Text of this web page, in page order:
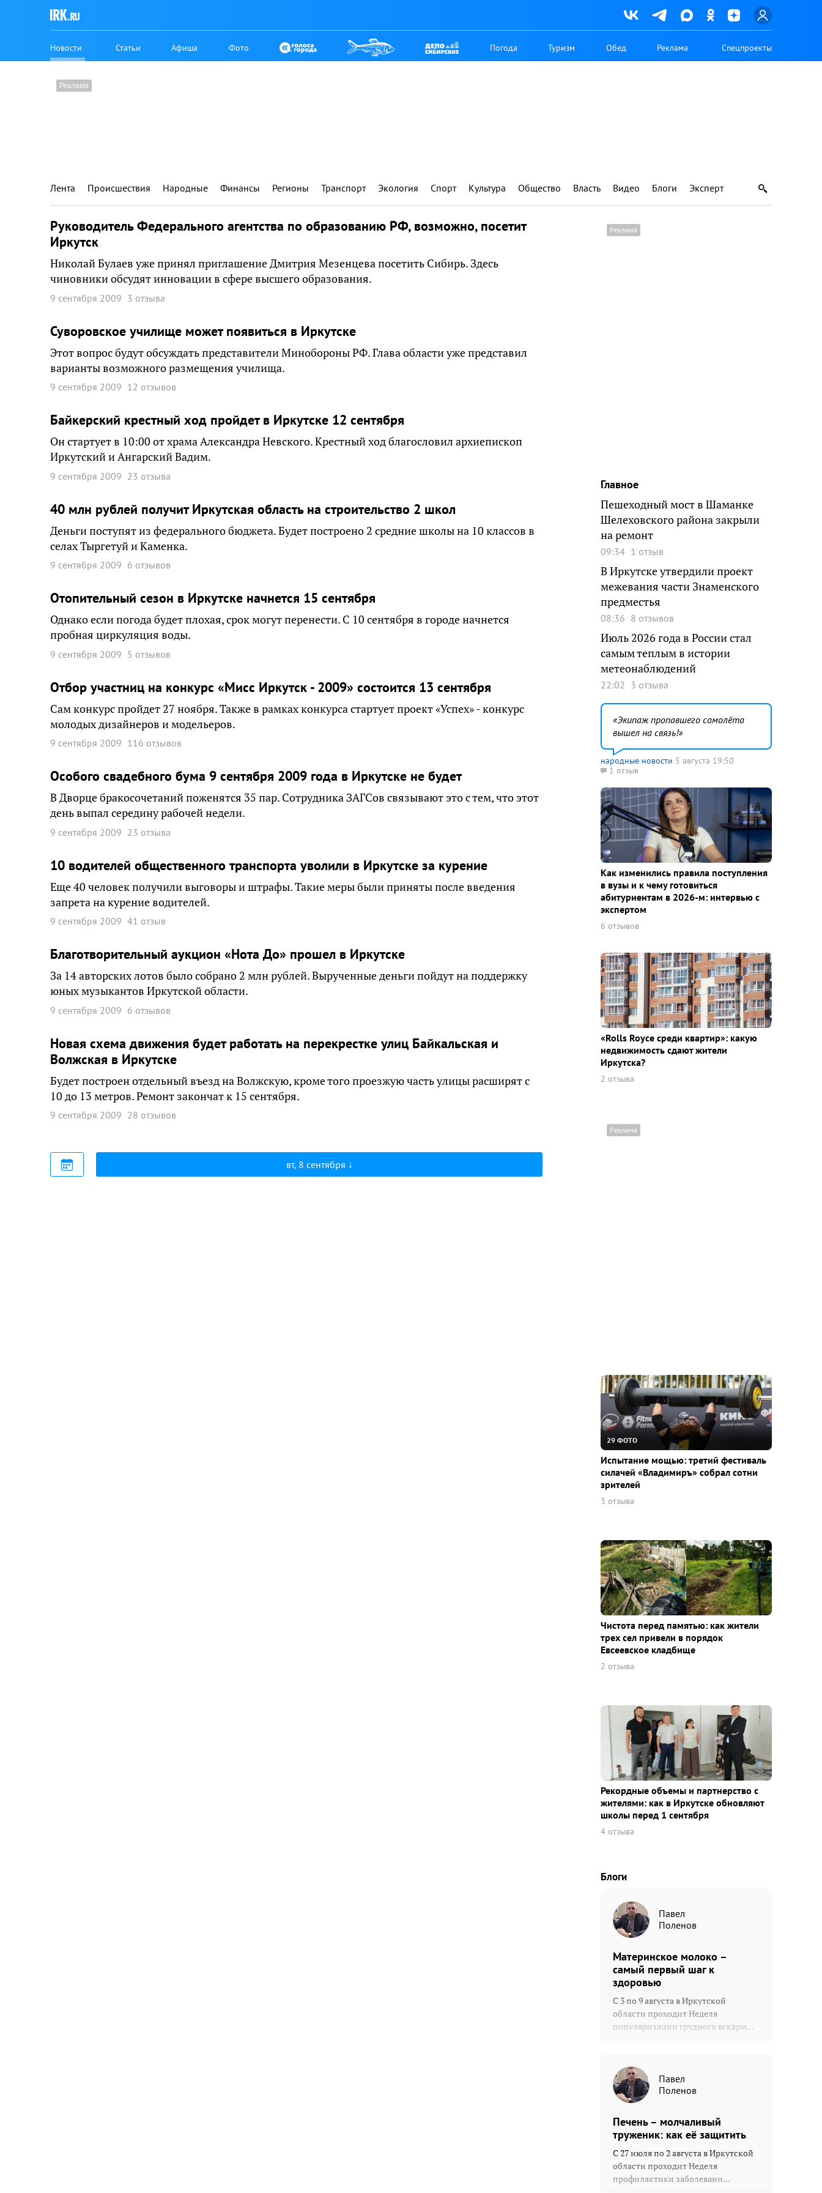
Новости Статьи Афиша Фото Погода Туризм Обед Реклама Спецпроекты
Лента Происшествия Народные Финансы Регионы Транспорт Экология Спорт Культура Общество Власть Видео Блоги Эксперт
Руководитель Федерального агентства по образованию РФ, возможно, посетит
Иркутск
Николай Булаев уже принял приглашение Дмитрия Мезенцева посетить Сибирь. Здесь
чиновники обсудят инновации в сфере высшего образования.
9 сентября 2009 3 отзыва
Суворовское училище может появиться в Иркутске
Этот вопрос будут обсуждать представители Минобороны РФ. Глава области уже представил
варианты возможного размещения училища.
9 сентября 2009 12 отзывов
Байкерский крестный ход пройдет в Иркутске 12 сентября
Он стартует в 10:00 от храма Александра Невского. Крестный ход благословил архиепископ
Иркутский и Ангарский Вадим.
9 сентября 2009 23 отзыва
40 млн рублей получит Иркутская область на строительство 2 школ
Деньги поступят из федерального бюджета. Будет построено 2 средние школы на 10 классов в
селах Тыргетуй и Каменка.
9 сентября 2009 6 отзывов
Отопительный сезон в Иркутске начнется 15 сентября
Однако если погода будет плохая, срок могут перенести. С 10 сентября в городе начнется
пробная циркуляция воды.
9 сентября 2009 5 отзывов
Отбор участниц на конкурс «Мисс Иркутск - 2009» состоится 13 сентября
Сам конкурс пройдет 27 ноября. Также в рамках конкурса стартует проект «Успех» - конкурс
молодых дизайнеров и модельеров.
9 сентября 2009 116 отзывов
Особого свадебного бума 9 сентября 2009 года в Иркутске не будет
В Дворце бракосочетаний поженятся 35 пар. Сотрудника ЗАГСов связывают это с тем, что этот
день выпал середину рабочей недели.
9 сентября 2009 23 отзыва
10 водителей общественного транспорта уволили в Иркутске за курение
Еще 40 человек получили выговоры и штрафы. Такие меры были приняты после введения
запрета на курение водителей.
9 сентября 2009 41 отзыв
Благотворительный аукцион «Нота До» прошел в Иркутске
За 14 авторских лотов было собрано 2 млн рублей. Вырученные деньги пойдут на поддержку
юных музыкантов Иркутской области.
9 сентября 2009 6 отзывов
Новая схема движения будет работать на перекрестке улиц Байкальская и
Волжская в Иркутске
Будет построен отдельный въезд на Волжскую, кроме того проезжую часть улицы расширят с
10 до 13 метров. Ремонт закончат к 15 сентября.
9 сентября 2009 28 отзывов
вт, 8 сентября
Главное
Пешеходный мост в Шаманке
Шелеховского района закрыли
на ремонт
09:34 1 отзыв
В Иркутске утвердили проект
межевания части Знаменского
предместья
08:36 8 отзывов
Июль 2026 года в России стал
самым теплым в истории
метеонаблюдений
22:02 3 отзыва
Экипаж пропавшего самолёта
вышел на связь!
народные новости 5 августа 19:50
1 отзыв
Как изменились правила поступления
в вузы и к чему готовиться
абитуриентам в 2026-м: интервью с
экспертом
6 отзывов
«Rolls Royce среди квaртир»: какую
недвижимость сдают жители
Иркутска?
2 отзыва
29 ФОТО
Испытание мощью: третий фестиваль
силачей «Владимиръ» собрал сотни
зрителей
3 отзыва
Чистота перед памятью: как жители
трех сел привели в порядок
Евсеевское кладбище
2 отзыва
Рекордные объемы и партнерство с
жителями: как в Иркутске обновляют
школы перед 1 сентября
4 отзыва
Блоги
Павел
Поленов
Материнское молоко –
самый первый шаг к
здоровью
С 3 по 9 августа в Иркутской
области проходит Неделя
популяризации грудного вскарм...
Павел
Поленов
Печень – молчаливый
труженик: как её защитить
С 27 июля по 2 августа в Иркутской
области проходит Неделя
профилактики заболевани...